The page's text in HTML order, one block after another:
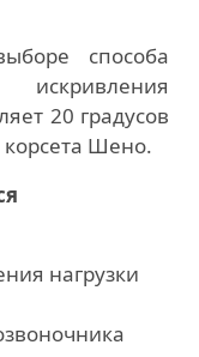
способа
20 градусов
Шено.
нагрузки